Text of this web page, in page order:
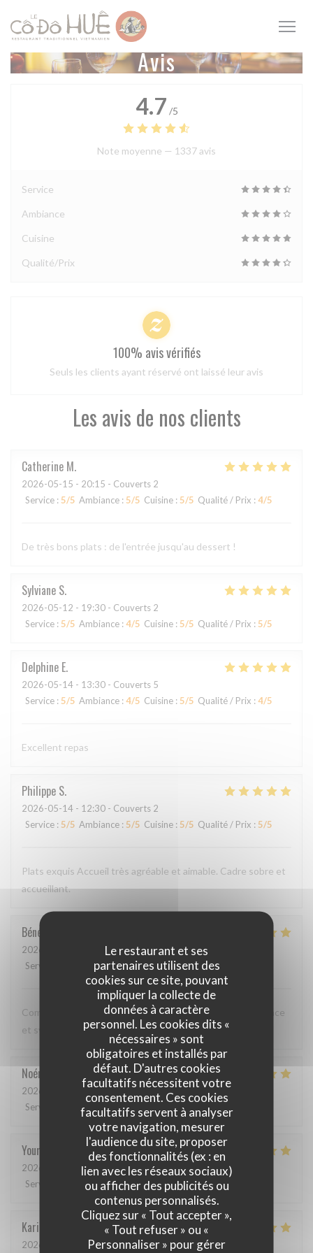
Personnalisation de vos choix en matière de cookies
Le restaurant et ses
partenaires utilisent des
cookies sur ce site, pouvant
impliquer la collecte de
données à caractère
personnel. Les cookies dits «
nécessaires » sont
obligatoires et installés par
défaut. D'autres cookies
facultatifs nécessitent votre
consentement. Ces cookies
facultatifs servent à analyser
votre navigation, mesurer
l'audience du site, proposer
des fonctionnalités (ex : en
lien avec les réseaux sociaux)
ou afficher des publicités ou
contenus personnalisés.
Cliquez sur « Tout accepter »,
« Tout refuser » ou «
Personnaliser » pour gérer
Avis
Les avis de nos clients
Catherine M
2026-05-15 - 20:15 - Couverts 2
Service : 5/5 Ambiance : 5/5 Cuisine : 5/5 Qualité / Prix : 4/5
De très bons plats : de l'entrée jusqu'au dessert !
Sylviane S
2026-05-12 - 19:30 - Couverts 2
Service : 5/5 Ambiance : 4/5 Cuisine : 5/5 Qualité / Prix : 5/5
Delphine E
2026-05-14 - 13:30 - Couverts 5
Service : 5/5 Ambiance : 4/5 Cuisine : 5/5 Qualité / Prix : 4/5
Excellent repas
Philippe S
2026-05-14 - 12:30 - Couverts 2
Service : 5/5 Ambiance : 5/5 Cuisine : 5/5 Qualité / Prix : 5/5
Plats exquis Accueil très agréable et aimable. Cadre sobre et
accueillant.
Bénédicte
2026-05-12
- 20:00 - Couverts 3
Service
Ambiance:5/5 Cuisine :5/5 Qualité / Prix
Comme toujours, cuisine excellente, service discret, efficace
et sympathique. Merci beaucoup !
Noémie
2026-05-06
- 13:00 - Couverts 2
Service
Ambiance: 5 : 5 Qualité / Prix
Youri
2026-04-22
- 12:00 - Couverts 2
Service
Ambiance:4/5 Cuisine: 5/5 Qualité / Prix
Karin
2026-05-01
- 19:15 - Couverts 3
4.7 /5
Note moyenne — 1337 avis
Service
Ambiance
Cuisine
Qualité/Prix
100% avis vérifiés
Seuls les clients ayant réservé ont laissé leur avis